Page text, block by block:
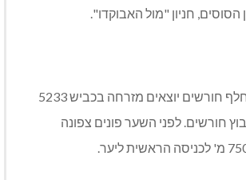
הסוסים, חניון "מול האבוקדו".
כניסה ראשית: ממחלף חורשים יוצאים מזרחה בכביש 5233
חורשים. לפני השער פונים צפונה